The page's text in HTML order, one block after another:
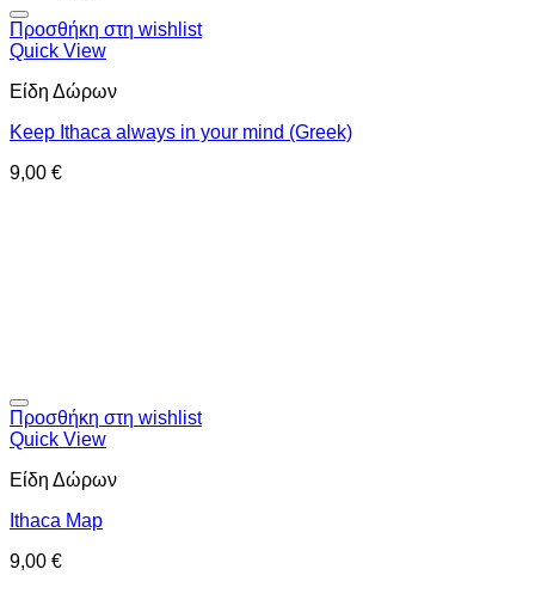
Προσθήκη στη wishlist
Quick View
Είδη Δώρων
Keep Ithaca always in your mind (Greek)
9,00 €
Προσθήκη στη wishlist
Quick View
Είδη Δώρων
Ithaca Map
9,00 €